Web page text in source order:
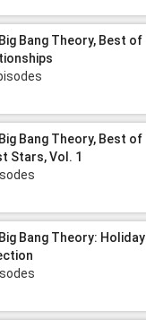
Bang Theory, Best of
Bang Theory, Best of
Stars, Vol. 1
Bang Theory: Holiday